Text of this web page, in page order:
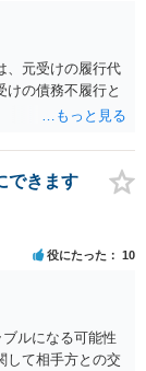
、元受けの履行代
けの債務不履行と
できます
役にたった 10
ルになる可能性
して相手方との交